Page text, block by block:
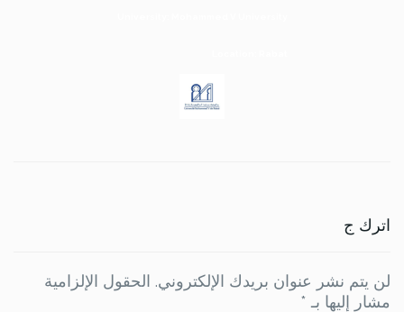
اترك ج
لن يتم نشر عنوان بريدك الإلكتروني. الحقول الإلزامية
مشار إليها بـ *